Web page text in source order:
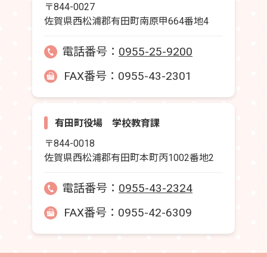
〒844-0027
佐賀県西松浦郡有田町南原甲664番地4
電話番号： 0955-25-9200
FAX番号：0955-43-2301
有田町役場 学校教育課
〒844-0018
佐賀県西松浦郡有田町本町丙1002番地2
電話番号： 0955-43-2324
FAX番号：0955-42-6309